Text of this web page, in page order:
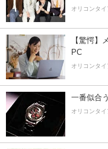
オリコンタ
【驚愕】
PC
オリコンタ
一番似合
オリコンタ